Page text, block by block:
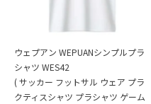
ウェプアン WEPUANシンプルプラ
シャツ WES42
( サッカー フットサル ウェア プラ
クティスシャツ プラシャツ ゲーム